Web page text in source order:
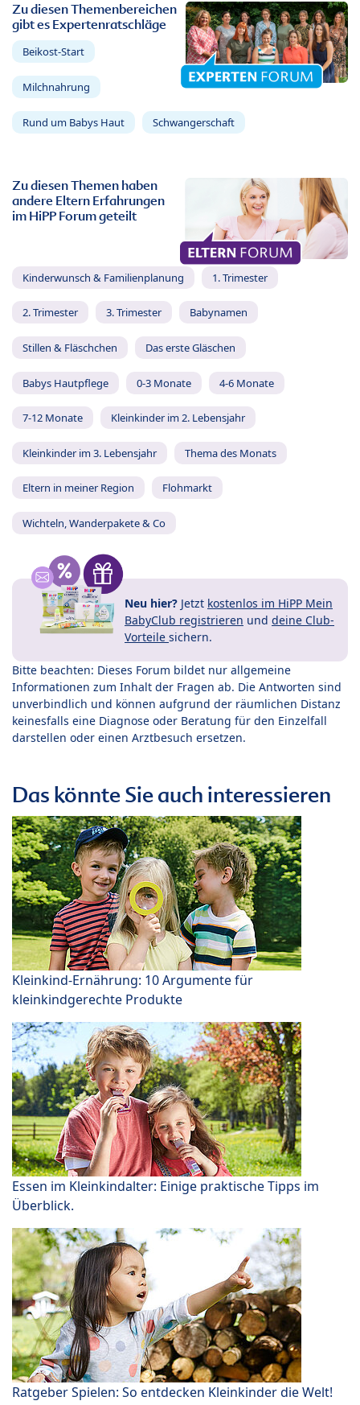
Zu diesen Themenbereichen
gibt es Expertenratschläge
Beikost-Start
Milchnahrung
Rund um Babys Haut Schwangerschaft
Zu diesen Themen haben
andere Eltern Erfahrungen
im HiPP Forum geteilt
Kinderwunsch & Familienplanung 1. Trimester
2. Trimester 3. Trimester Babynamen
Stillen & Fläschchen Das erste Gläschen
Babys Hautpflege 0-3 Monate 4-6 Monate
7-12 Monate Kleinkinder im 2. Lebensjahr
Kleinkinder im 3. Lebensjahr Thema des Monats
Eltern in meiner Region Flohmarkt
Wichteln, Wanderpakete & Co
Neu hier? Jetzt kostenlos im HiPP Mein
BabyClub registrieren und deine Club-
Vorteile sichern.
Bitte beachten: Dieses Forum bildet nur allgemeine
Informationen zum Inhalt der Fragen ab. Die Antworten sind
unverbindlich und können aufgrund der räumlichen Distanz
keinesfalls eine Diagnose oder Beratung für den Einzelfall
darstellen oder einen Arztbesuch ersetzen.
Das könnte Sie auch interessieren
Kleinkind-Ernährung: 10 Argumente für
kleinkindgerechte Produkte
Essen im Kleinkindalter: Einige praktische Tipps im
Überblick.
Ratgeber Spielen: So entdecken Kleinkinder die Welt!